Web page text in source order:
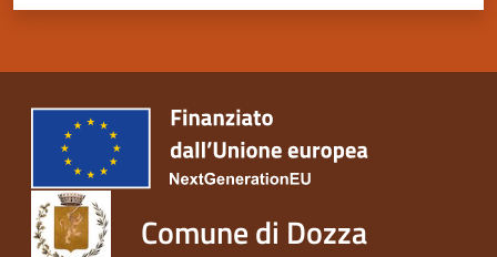
Comune di Dozza